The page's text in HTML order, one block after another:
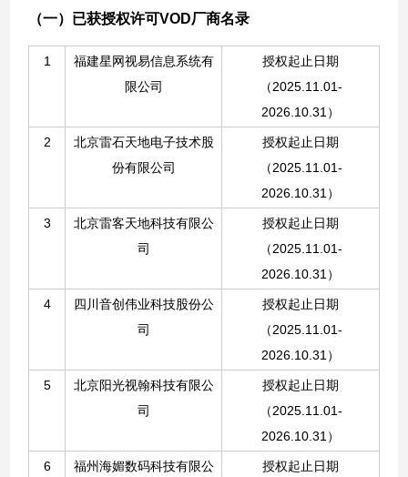
（一） 已获授权许可VOD厂商名录
1
福建星网视易信息系统有
限公司
授权起止日期
（2025.11.01-
2026.10.31）
2
北京雷石天地电子技术股
份有限公司
授权起止日期
（2025.11.01-
2026.10.31）
3
北京雷客天地科技有限公
司
授权起止日期
（2025.11.01-
2026.10.31）
4
四川音创伟业科技股份公
司
授权起止日期
（2025.11.01-
2026.10.31）
5
北京阳光视翰科技有限公
司
授权起止日期
（2025.11.01-
2026.10.31）
6
福州海媚数码科技有限公
授权起止日期